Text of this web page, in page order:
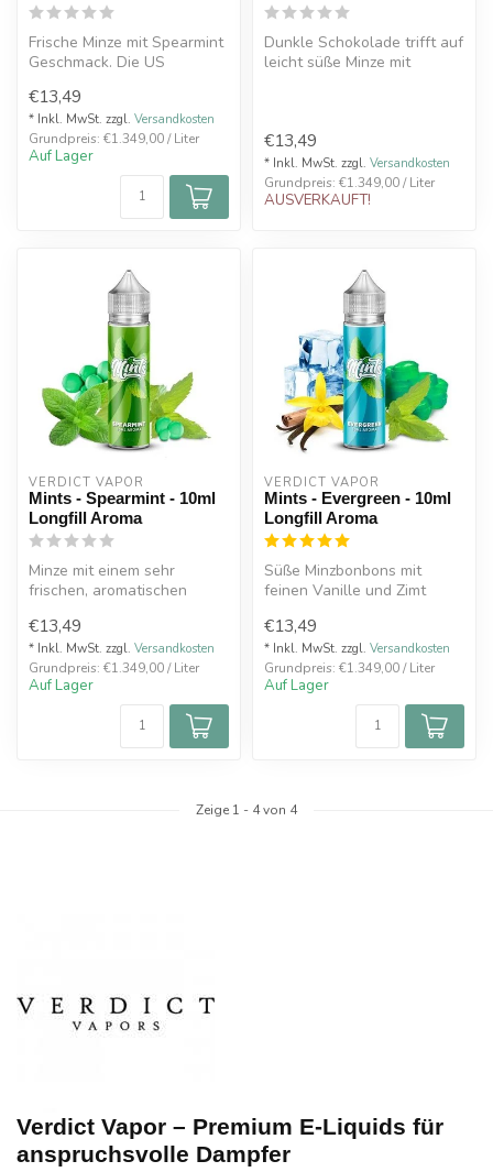
Frische Minze mit Spearmint
Geschmack. Die US
Vapors brin...
€13,49
* Inkl. MwSt. zzgl. Versandkosten
Grundpreis: €1.349,00 / Liter
Auf Lager
Dunkle Schokolade trifft auf
leicht süße Minze mit
€13,49
* Inkl. MwSt. zzgl. Versandkosten
Grundpreis: €1.349,00 / Liter
AUSVERKAUFT!
VERDICT VAPOR
Mints - Spearmint - 10ml
Longfill Aroma
Minze mit einem sehr
frischen, aromatischen
Aromenschmiede Ver...
€13,49
* Inkl. MwSt. zzgl. Versandkosten
Grundpreis: €1.349,00 / Liter
Auf Lager
VERDICT VAPOR
Mints - Evergreen - 10ml
Longfill Aroma
Süße Minzbonbons mit
feinen Vanille und Zimt
einem erfrisc...
€13,49
* Inkl. MwSt. zzgl. Versandkosten
Grundpreis: €1.349,00 / Liter
Auf Lager
Zeige 1 - 4von 4
Verdict Vapor – Premium E-Liquids für
anspruchsvolle Dampfer